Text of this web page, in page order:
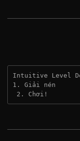
Intuitive Level
1. Giải nén
2. Chơi!